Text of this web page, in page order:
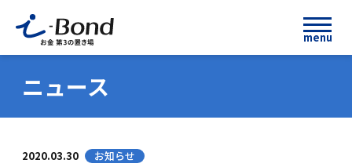
menu
ニュース
2020.03.30 お知らせ